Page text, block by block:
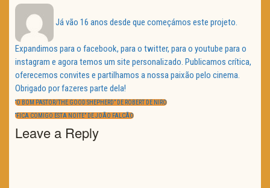
Já vão 16 anos desde que começámos este projeto.
Expandimos para o facebook, para o twitter, para o youtube para o
instagram e agora temos um site personalizado. Publicamos crítica,
oferecemos convites e partilhamos a nossa paixão pelo cinema.
Obrigado por fazeres parte dela!
Navegação
de
artigos
PREVIOUS
“O BOM PASTOR/THE GOOD SHEPHERD” DE ROBERT DE NIRO
NEXT
“FICA COMIGO ESTA NOITE” DE JOÃO FALCÃO
Leave a Reply